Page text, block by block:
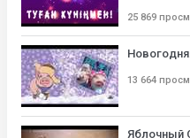
25 869
13 664
Яблочный